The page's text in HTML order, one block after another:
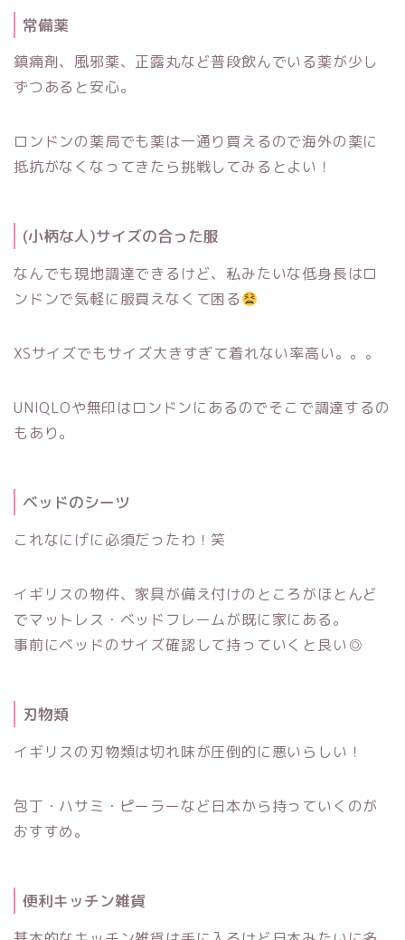
常備薬
鎮痛剤、風邪薬、正露丸など普段飲んでいる薬が少し
ずつあると安心。
ロンドンの薬局でも薬は一通り買えるので海外の薬に
抵抗がなくなってきたら挑戦してみるとよい！
(小柄な人)サイズの合った服
なんでも現地調達できるけど、私みたいな低身長はロ
ンドンで気軽に服買えなくて困る
XSサイズでもサイズ大きすぎて着れない率高い。。。
UNIQLOや無印はロンドンにあるのでそこで調達するの
もあり。
ベッドのシーツ
これなにげに必須だったわ！笑
イギリスの物件、家具が備え付けのところがほとんど
でマットレス・ベッドフレームが既に家にある。
事前にベッドのサイズ確認して持っていくと良い◎
刃物類
イギリスの刃物類は切れ味が圧倒的に悪いらしい！
包丁・ハサミ・ピーラーなど日本から持っていくのが
おすすめ。
便利キッチン雑貨